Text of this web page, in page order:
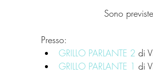
Sono
Presso:
GRILLO PARLANTE 2 di
GRILLO PARLANTE 1 di